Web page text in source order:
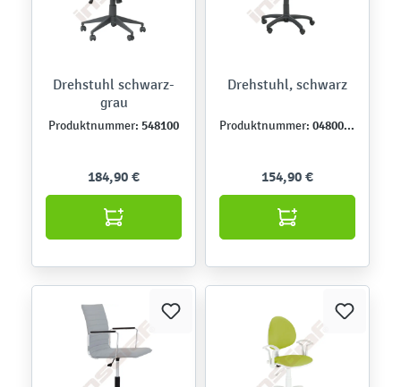
Drehstuhl schwarz-
grau
Produktnummer: 548100
184,90 €
Drehstuhl, schwarz
Produktnummer: 048001-1
154,90 €